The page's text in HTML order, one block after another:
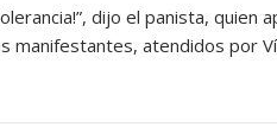
dijo el panista,
manifestantes, atendidos por